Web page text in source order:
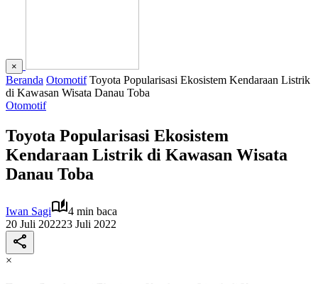
×
Beranda Otomotif Toyota Popularisasi Ekosistem Kendaraan Listrik
di Kawasan Wisata Danau Toba
Otomotif
Toyota Popularisasi Ekosistem
Kendaraan Listrik di Kawasan Wisata
Danau Toba
Iwan Sagi
4 min baca
20 Juli 202223 Juli 2022
×